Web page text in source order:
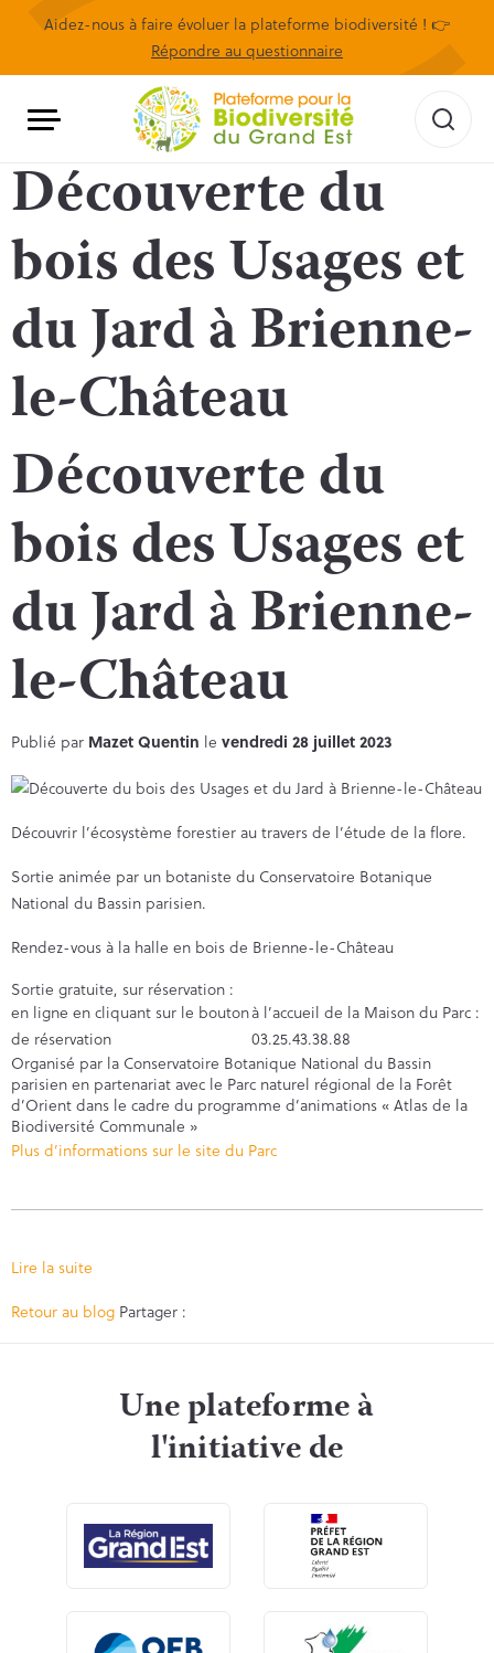
Aidez-nous à faire évoluer la plateforme biodiversité ! 👉
Répondre au questionnaire
Découverte du
bois des Usages et
du Jard à Brienne-
le-Château
Découverte du
bois des Usages et
du Jard à Brienne-
le-Château
Publié par Mazet Quentin le vendredi 28 juillet 2023
Découvrir l’écosystème forestier au travers de l’étude de la flore.
Sortie animée par un botaniste du Conservatoire Botanique
National du Bassin parisien.
Rendez-vous à la halle en bois de Brienne-le-Château
Sortie gratuite, sur réservation :
en ligne en cliquant sur le bouton
de réservation
à l’accueil de la Maison du Parc :
03.25.43.38.88
Organisé par la Conservatoire Botanique National du Bassin
parisien en partenariat avec le Parc naturel régional de la Forêt
d’Orient dans le cadre du programme d’animations « Atlas de la
Biodiversité Communale »
Plus d’informations sur le site du Parc
Lire la suite
Retour au blog Partager :
Une plateforme à
l'initiative de